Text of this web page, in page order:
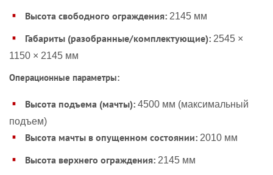
Высота свободного ограждения: 2145 мм
Габариты (разобранные/комплектующие): 2545 ×
1150 × 2145 мм
Операционные параметры:
Высота подъема (мачты): 4500 мм (максимальный
подъем)
Высота мачты в опущенном состоянии: 2010 мм
Высота верхнего ограждения: 2145 мм